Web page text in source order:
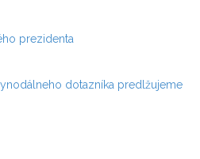
prezidenta
dotazníka predlžujeme